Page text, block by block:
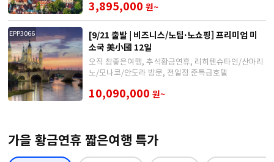
3,895,000 원~
EPP3066
[9/21 출발 | 비즈니스/노팁·노쇼핑] 프리미엄 미
소국 美小國 12일
오직 참좋은여행, 추석황금연휴, 리히텐슈타인/산마리
노/모나코/안도라 방문, 전일정 준특급호텔
10,090,000 원~
가을 황금연휴 짧은여행 특가